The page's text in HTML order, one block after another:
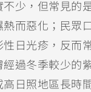
少，但常見的
熱而惡化；民眾
日光疹，反而
經過冬季較少的
日照地區長時